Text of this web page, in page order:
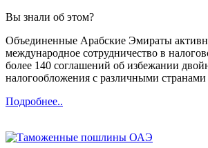
Вы знали об этом?
Объединенные Арабские Эмираты
международное сотрудничество в
более 140 соглашений об избежании
налогообложения с различными
Подробнее..